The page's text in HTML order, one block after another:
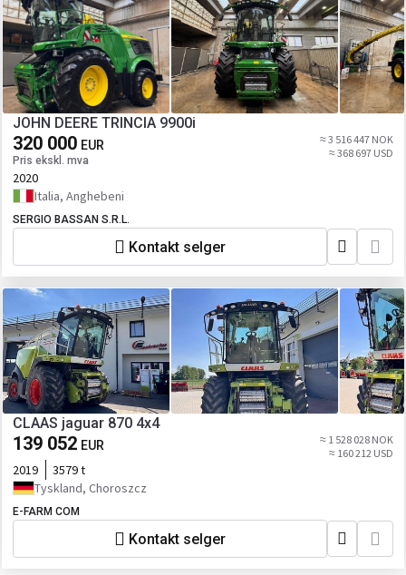
JOHN DEERE TRINCIA 9900i
320 000 EUR
Pris ekskl. mva
≈ 3 516 447 NOK
≈ 368 697 USD
2020
Italia, Anghebeni
SERGIO BASSAN S.R.L.
Kontakt selger
CLAAS jaguar 870 4x4
139 052 EUR
≈ 1 528 028 NOK
≈ 160 212 USD
2019
3579 t
Tyskland, Choroszcz
E-FARM COM
Kontakt selger